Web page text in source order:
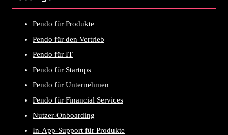
Pendo für Produkte
Pendo für den Vertrieb
Pendo für IT
Pendo für Startups
Pendo für Unternehmen
Pendo für Financial Services
Nutzer-Onboarding
In-App-Support für Produkte